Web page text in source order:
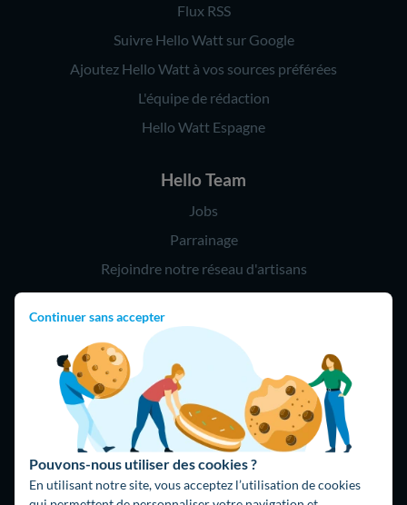
Continuer sans accepter
Pouvons-nous utiliser des cookies ?
En utilisant notre site, vous acceptez l’utilisation de cookies
Flux RSS
Suivre Hello Watt sur Google
Ajoutez Hello Watt à vos sources préférées
L'équipe de rédaction
Hello Watt Espagne
Hello Team
Jobs
Parrainage
Rejoindre notre réseau d'artisans
Hello !
09 75 18 60 60
(8h-21h)
75018 Paris